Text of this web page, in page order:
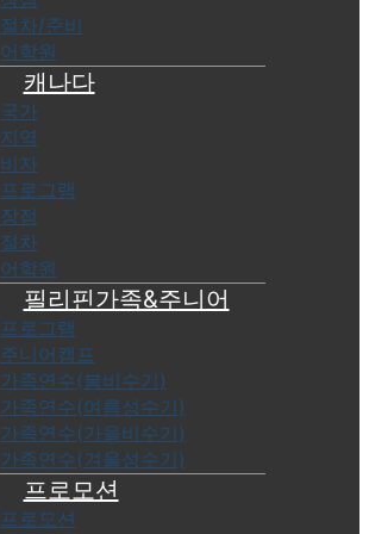
절차/준비
어학원
캐나다
국가
지역
비자
프로그램
장점
절차
어학원
필리핀가족&주니어
프로그램
주니어캠프
가족연수(봄비수기)
가족연수(여름성수기)
가족연수(가을비수기)
가족연수(겨울성수기)
프로모션
프로모션